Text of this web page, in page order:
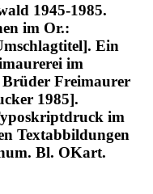
1945-1985.
im Or.:
Ein
im
Freimaurer
1985].
im
Textabbildungen
Bl. OKart.